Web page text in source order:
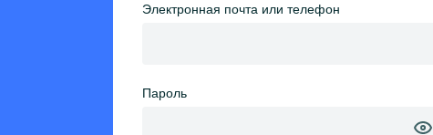
Электронная почта или телефон
Пароль